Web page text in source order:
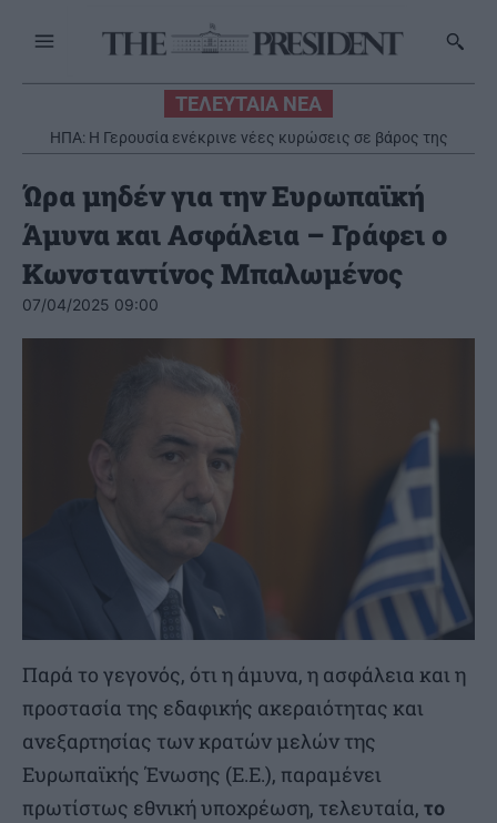
ΤΕΛΕΥΤΑΙΑ ΝΕΑ
ΗΠΑ: Η Γερουσία ενέκρινε νέες κυρώσεις σε βάρος της
Ρωσίας
Ώρα μηδέν για την Ευρωπαϊκή
Άμυνα και Ασφάλεια – Γράφει ο
Κωνσταντίνος Μπαλωμένος
07/04/2025 09:00
Παρά το γεγονός, ότι η άμυνα, η ασφάλεια και η
προστασία της εδαφικής ακεραιότητας και
ανεξαρτησίας των κρατών μελών της
Ευρωπαϊκής Ένωσης (Ε.Ε.), παραμένει
πρωτίστως εθνική υποχρέωση, τελευταία, το